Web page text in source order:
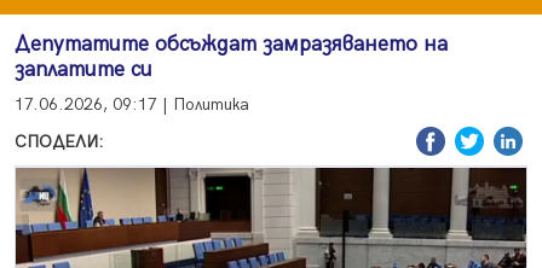
Депутатите обсъждат замразяването на
заплатите си
17.06.2026, 09:17 | Политика
СПОДЕЛИ: